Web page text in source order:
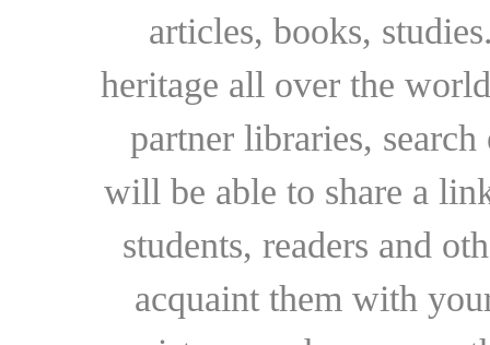
articles, books,
heritage all over the
partner libraries,
will be able to share a
students, readers and
acquaint them with